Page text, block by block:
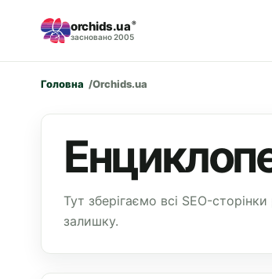
orchids.ua ®
засновано 2005
Головна Orchids.ua
Тут зберігаємо всі SEO-
залишку.